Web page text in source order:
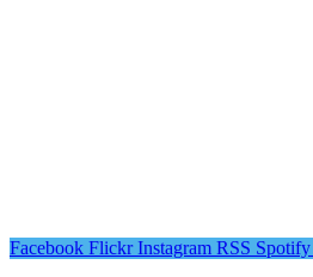
Facebook Flickr Instagram RSS Spotify